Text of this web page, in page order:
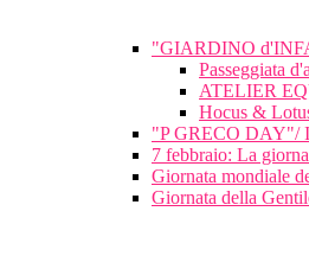
"GIARDINO
Passeggiata
ATELIER
Hocus &
"P GRECO DAY"/
7 febbraio: La
Giornata mondiale
Giornata della